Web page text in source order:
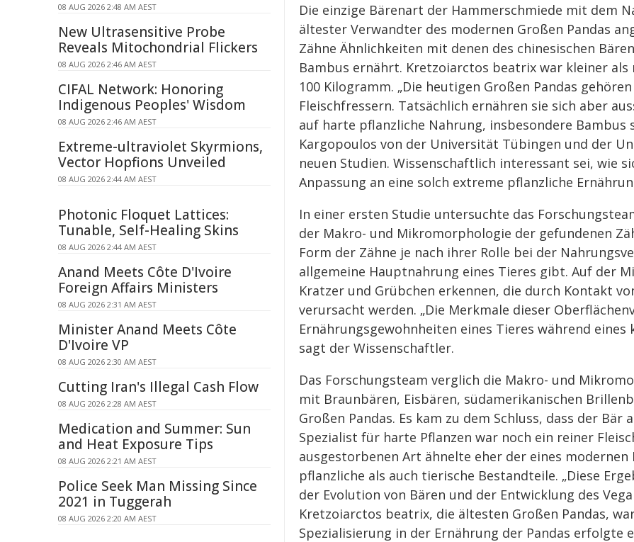
Die einzige Bärenart der Hammerschmiede mit dem
ältester Verwandter des modernen Großen Pandas
Zähne Ähnlichkeiten mit denen des chinesischen
Bambus ernährt. Kretzoiarctos beatrix war kleiner
100 Kilogramm. „Die heutigen Großen Pandas
Fleischfressern. Tatsächlich ernähren sie sich aber
auf harte pflanzliche Nahrung, insbesondere
Kargopoulos von der Universität Tübingen und der
neuen Studien. Wissenschaftlich interessant sei, wie
Anpassung an eine solch extreme pflanzliche
In einer ersten Studie untersuchte das
der Makro- und Mikromorphologie der gefundenen
Form der Zähne je nach ihrer Rolle bei der
allgemeine Hauptnahrung eines Tieres gibt. Auf der
Kratzer und Grübchen erkennen, die durch Kontakt
verursacht werden. „Die Merkmale dieser
Ernährungsgewohnheiten eines Tieres während
sagt der Wissenschaftler.
Das Forschungsteam verglich die Makro- und
mit Braunbären, Eisbären, südamerikanischen
Großen Pandas. Es kam zu dem Schluss, dass der
Spezialist für harte Pflanzen war noch ein reiner
ausgestorbenen Art ähnelte eher der eines
pflanzliche als auch tierische Bestandteile. „Diese
der Evolution von Bären und der Entwicklung des
Kretzoiarctos beatrix, die ältesten Großen Pandas,
Spezialisierung in der Ernährung der Pandas
08 AUG 2026 2:48 AM AEST
New Ultrasensitive Probe
Reveals Mitochondrial Flickers
08 AUG 2026 2:46 AM AEST
CIFAL Network: Honoring
Indigenous Peoples' Wisdom
08 AUG 2026 2:46 AM AEST
Extreme-ultraviolet Skyrmions,
Vector Hopfions Unveiled
08 AUG 2026 2:44 AM AEST
Photonic Floquet Lattices:
Tunable, Self-Healing Skins
08 AUG 2026 2:44 AM AEST
Anand Meets Côte D'Ivoire
Foreign Affairs Ministers
08 AUG 2026 2:31 AM AEST
Minister Anand Meets Côte
D'Ivoire VP
08 AUG 2026 2:30 AM AEST
Cutting Iran's Illegal Cash Flow
08 AUG 2026 2:28 AM AEST
Medication and Summer: Sun
and Heat Exposure Tips
08 AUG 2026 2:21 AM AEST
Police Seek Man Missing Since
2021 in Tuggerah
08 AUG 2026 2:20 AM AEST